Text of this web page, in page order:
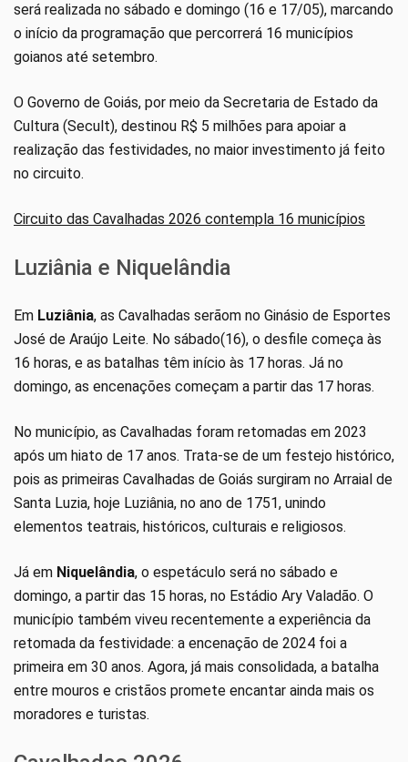
será realizada no sábado e domingo (16 e 17/05), marcando
o início da programação que percorrerá 16 municípios
goianos até setembro.
O Governo de Goiás, por meio da Secretaria de Estado da
Cultura (Secult), destinou R$ 5 milhões para apoiar a
realização das festividades, no maior investimento já feito
no circuito.
Circuito das Cavalhadas 2026 contempla 16 municípios
Luziânia e Niquelândia
Em Luziânia, as Cavalhadas serãom no Ginásio de Esportes
José de Araújo Leite. No sábado(16), o desfile começa às
16 horas, e as batalhas têm início às 17 horas. Já no
domingo, as encenações começam a partir das 17 horas.
No município, as Cavalhadas foram retomadas em 2023
após um hiato de 17 anos. Trata-se de um festejo histórico,
pois as primeiras Cavalhadas de Goiás surgiram no Arraial de
Santa Luzia, hoje Luziânia, no ano de 1751, unindo
elementos teatrais, históricos, culturais e religiosos.
Já em Niquelândia, o espetáculo será no sábado e
domingo, a partir das 15 horas, no Estádio Ary Valadão. O
município também viveu recentemente a experiência da
retomada da festividade: a encenação de 2024 foi a
primeira em 30 anos. Agora, já mais consolidada, a batalha
entre mouros e cristãos promete encantar ainda mais os
moradores e turistas.